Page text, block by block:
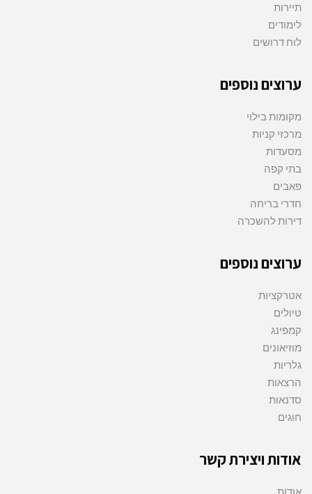
תיירות
לימודים
לוח דרושים
ערוצים נוספים
מקומות בילוי
מרכזי קניות
מסעדות
בתי קפה
פאבים
חדרי בריחה
דירות להשכרה
ערוצים נוספים
אטרקציות
טיולים
קמפינג
מוזיאונים
גלריות
הרצאות
סדנאות
חוגים
אודות ויצירת קשר
אודות